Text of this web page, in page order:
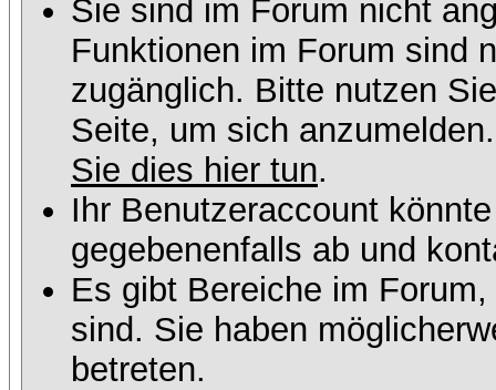
Sie sind im Forum nicht
Funktionen im Forum sind
zugänglich. Bitte nutzen
Seite, um sich
Sie dies hier tun.
Ihr Benutzeraccount
gegebenenfalls ab und
Es gibt Bereiche im
sind. Sie haben
betreten.